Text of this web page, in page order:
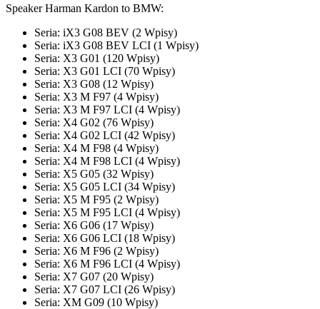
Speaker Harman Kardon to BMW:
Seria: iX3 G08 BEV (2 Wpisy)
Seria: iX3 G08 BEV LCI (1 Wpisy)
Seria: X3 G01 (120 Wpisy)
Seria: X3 G01 LCI (70 Wpisy)
Seria: X3 G08 (12 Wpisy)
Seria: X3 M F97 (4 Wpisy)
Seria: X3 M F97 LCI (4 Wpisy)
Seria: X4 G02 (76 Wpisy)
Seria: X4 G02 LCI (42 Wpisy)
Seria: X4 M F98 (4 Wpisy)
Seria: X4 M F98 LCI (4 Wpisy)
Seria: X5 G05 (32 Wpisy)
Seria: X5 G05 LCI (34 Wpisy)
Seria: X5 M F95 (2 Wpisy)
Seria: X5 M F95 LCI (4 Wpisy)
Seria: X6 G06 (17 Wpisy)
Seria: X6 G06 LCI (18 Wpisy)
Seria: X6 M F96 (2 Wpisy)
Seria: X6 M F96 LCI (4 Wpisy)
Seria: X7 G07 (20 Wpisy)
Seria: X7 G07 LCI (26 Wpisy)
Seria: XM G09 (10 Wpisy)